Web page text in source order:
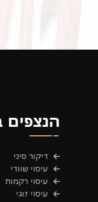
הנצפים
דיקור סיני
עיסוי שוודי
עיסוי רקמות
עיסוי זוגי